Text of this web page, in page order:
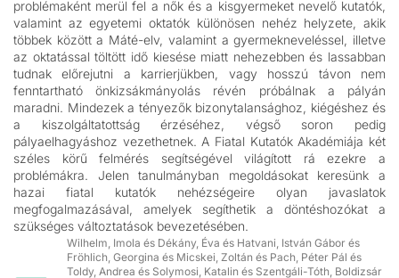
problémaként merül fel a nők és a kisgyermeket nevelő kutatók,
valamint az egyetemi oktatók különösen nehéz helyzete, akik
többek között a Máté-elv, valamint a gyermekneveléssel, illetve
az oktatással töltött idő kiesése miatt nehezebben és lassabban
tudnak előrejutni a karrierjükben, vagy hosszú távon nem
fenntartható önkizsákmányolás révén próbálnak a pályán
maradni. Mindezek a tényezők bizonytalansághoz, kiégéshez és
a kiszolgáltatottság érzéséhez, végső soron pedig
pályaelhagyáshoz vezethetnek. A Fiatal Kutatók Akadémiája két
széles körű felmérés segítségével világított rá ezekre a
problémákra. Jelen tanulmányban megoldásokat keresünk a
hazai fiatal kutatók nehézségeire olyan javaslatok
megfogalmazásával, amelyek segíthetik a döntéshozókat a
szükséges változtatások bevezetésében.
Wilhelm, Imola és Dékány, Éva és Hatvani, István Gábor és
Fröhlich, Georgina és Micskei, Zoltán és Pach, Péter Pál és
Toldy, Andrea és Solymosi, Katalin és Szentgáli-Tóth, Boldizsár